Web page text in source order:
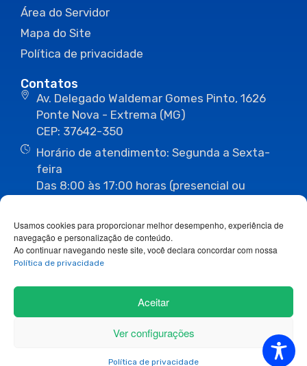
Usamos cookies para proporcionar melhor desempenho, experiência de
navegação e personalização de conteúdo.
Ao continuar navegando neste site, você declara concordar com nossa
Política de privacidade
Aceitar
Ver configurações
Política de privacidade
Área do Servidor
Mapa do Site
Política de privacidade
Contatos
Av. Delegado Waldemar Gomes Pinto, 1626
Ponte Nova - Extrema (MG)
CEP: 37642-350
Horário de atendimento: Segunda a Sexta-
feira
Das 8:00 às 17:00 horas (presencial ou
(35) 3435-1112 (35) 3435-3063
ouvidoria@camaraextrema.mg.gov.br
imprensa@camaraextrema.mg.gov.br
Siga-nos: